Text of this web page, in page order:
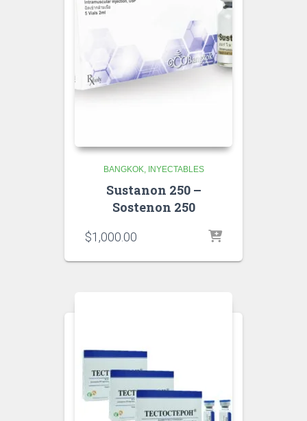
BANGKOK INYECTABLES
Sustanon 250 –
Sostenon 250
$1,000.00